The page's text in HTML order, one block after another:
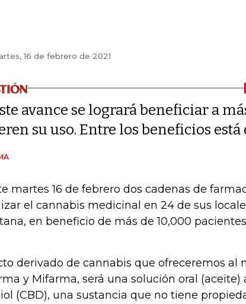
16 de febrero de 2021
avance se logrará beneficiar a
su uso. Entre los beneficios
martes 16 de febrero dos cadenas de
el cannabis medicinal en 24 de sus
en beneficio de más de 10,000
derivado de cannabis que ofreceremos al
y Mifarma, será una solución oral (aceite)
(CBD), una sustancia que no tiene